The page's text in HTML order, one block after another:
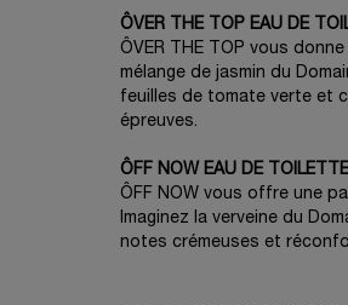
ÔVER THE TOP EAU DE
ÔVER THE TOP vous
mélange de jasmin du
feuilles de tomate verte et
épreuves.
ÔFF NOW EAU DE TOILETTE
ÔFF NOW vous offre une
Imaginez la verveine du
notes crémeuses et